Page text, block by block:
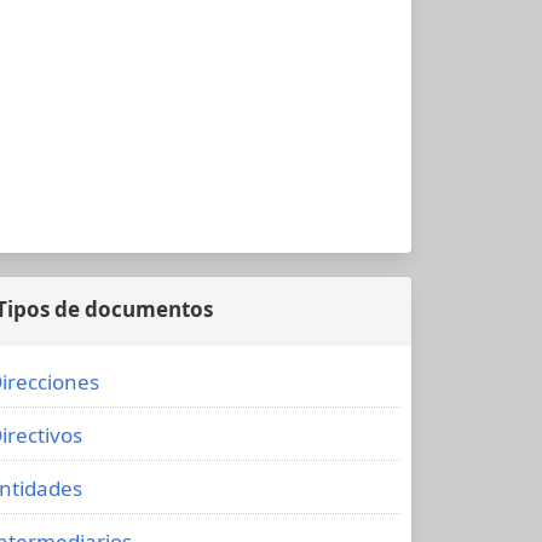
de documentos